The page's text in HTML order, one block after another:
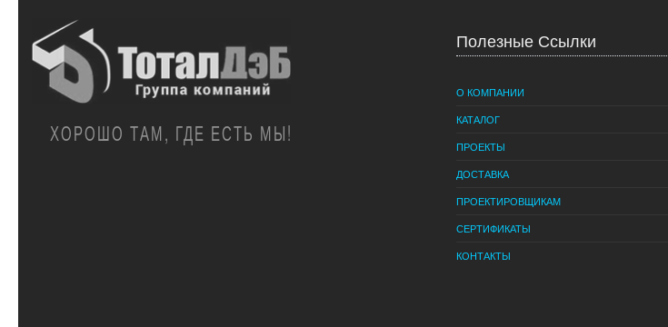
ХОРОШО ТАМ, ГДЕ ЕСТЬ МЫ!
Полезные Ссылки
О КОМПАНИИ
КАТАЛОГ
ПРОЕКТЫ
ДОСТАВКА
ПРОЕКТИРОВЩИКАМ
СЕРТИФИКАТЫ
КОНТАКТЫ